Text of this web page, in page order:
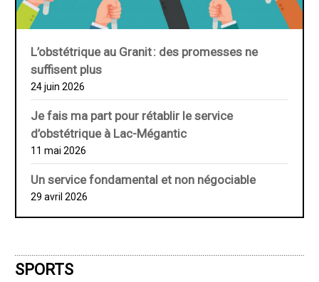
L’obstétrique au ­Granit : des promesses ne
suffisent plus
24 juin 2026
Je fais ma part pour rétablir le service
d’obstétrique à Lac-Mégantic
11 mai 2026
Un service fondamental et non négociable
29 avril 2026
SPORTS